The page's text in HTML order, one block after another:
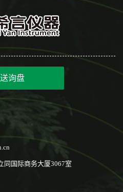
询盘
同国际商务大厦3067室